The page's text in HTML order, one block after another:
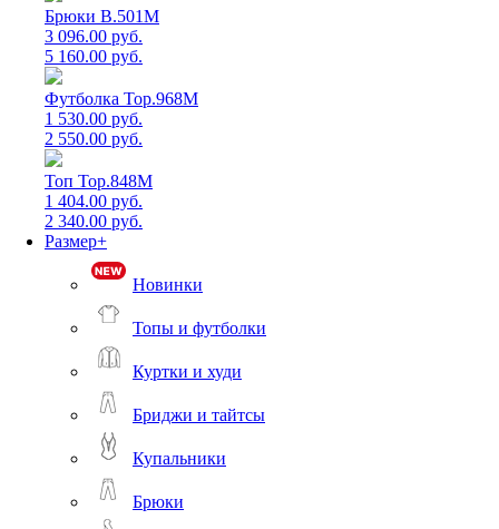
Брюки B.501M
3 096.00 руб.
5 160.00 руб.
Футболка Top.968M
1 530.00 руб.
2 550.00 руб.
Топ Top.848M
1 404.00 руб.
2 340.00 руб.
Размер+
Новинки
Топы и футболки
Куртки и худи
Бриджи и тайтсы
Купальники
Брюки